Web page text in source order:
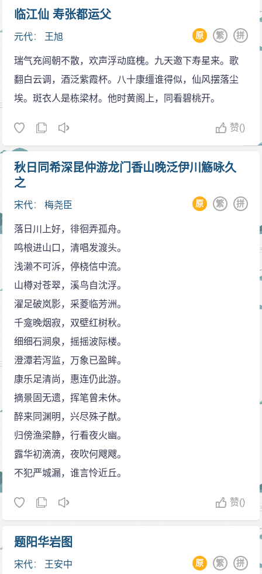
临江仙 寿张都运父
元代： 王旭 拼
繁
原
瑞气充闾朝不散，欢声浮动庭槐。九天邀下寿星来。歌
翻白云调，酒泛紫霞杯。八十康缰谁得似，仙风摆落尘
埃。斑衣人是栋梁材。他时黄阁上，同看碧桃开。
赞()
秋日同希深昆仲游龙门香山晚泛伊川觞咏久
之
宋代：梅尧臣 拼
繁
原
落日川上好，徘徊弄孤舟。
鸣桹进山口，清唱发渡头。
浅濑不可泝，停桡信中流。
山樽对苍翠，溪鸟自沈浮。
濯足破岚影，采菱临芳洲。
千龛晚烟寂，双壁红树秋。
细细石涧泉，摇摇波际楼。
澄潭若泻监，万象已盈眸。
康乐足清尚，惠连仍此游。
摘景固无遗，挥笔曾未休。
醉来同渊明，兴尽殊子猷。
归傍渔梁静，行看夜火幽。
露华初滴滴，夜吹何飕飕。
不犯严城漏，谁言怜近丘。
赞()
题阳华岩图
宋代： 王安中 拼
繁
原